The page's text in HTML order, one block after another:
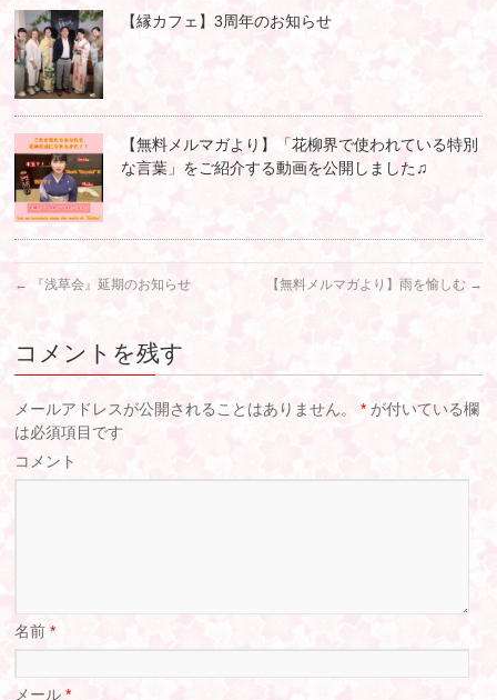
【縁カフェ】3周年のお知らせ
【無料メルマガより】「花柳界で使われている特別
な言葉」をご紹介する動画を公開しました♫
← 『浅草会』延期のお知らせ 【無料メルマガより】雨を愉しむ →
コメントを残す
メールアドレスが公開されることはありません。 * が付いている欄
は必須項目です
コメント
名前*
メール*